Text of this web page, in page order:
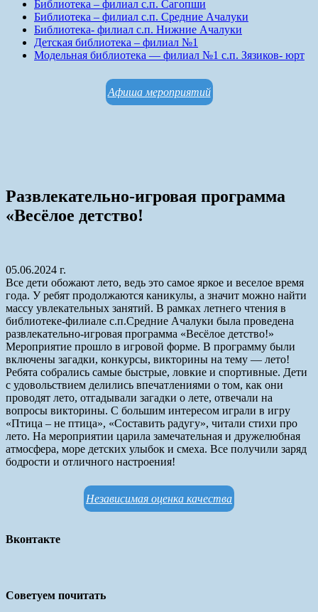
Библиотека – филиал с.п. Сагопши
Библиотека – филиал с.п. Средние Ачалуки
Библиотека- филиал с.п. Нижние Ачалуки
Детская библиотека – филиал №1
Модельная библиотека — филиал №1 с.п. Зязиков- юрт
Афиша мероприятий
Развлекательно-игровая программа
«Весёлое детство!
05.06.2024 г.
Все дети обожают лето, ведь это самое яркое и веселое время
года. У ребят продолжаются каникулы, а значит можно найти
массу увлекательных занятий. В рамках летнего чтения в
библиотеке-филиале с.п.Средние Ачалуки была проведена
развлекательно-игровая программа «Весёлое детство!»
Мероприятие прошло в игровой форме. В программу были
включены загадки, конкурсы, викторины на тему — лето!
Ребята собрались самые быстрые, ловкие и спортивные. Дети
с удовольствием делились впечатлениями о том, как они
проводят лето, отгадывали загадки о лете, отвечали на
вопросы викторины. С большим интересом играли в игру
«Птица – не птица», «Составить радугу», читали стихи про
лето. На мероприятии царила замечательная и дружелюбная
атмосфера, море детских улыбок и смеха. Все получили заряд
бодрости и отличного настроения!
Независимая оценка качества
Вконтакте
Советуем почитать